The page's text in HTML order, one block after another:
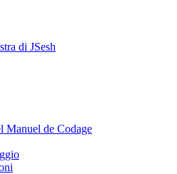
di JSesh
Manuel de Codage